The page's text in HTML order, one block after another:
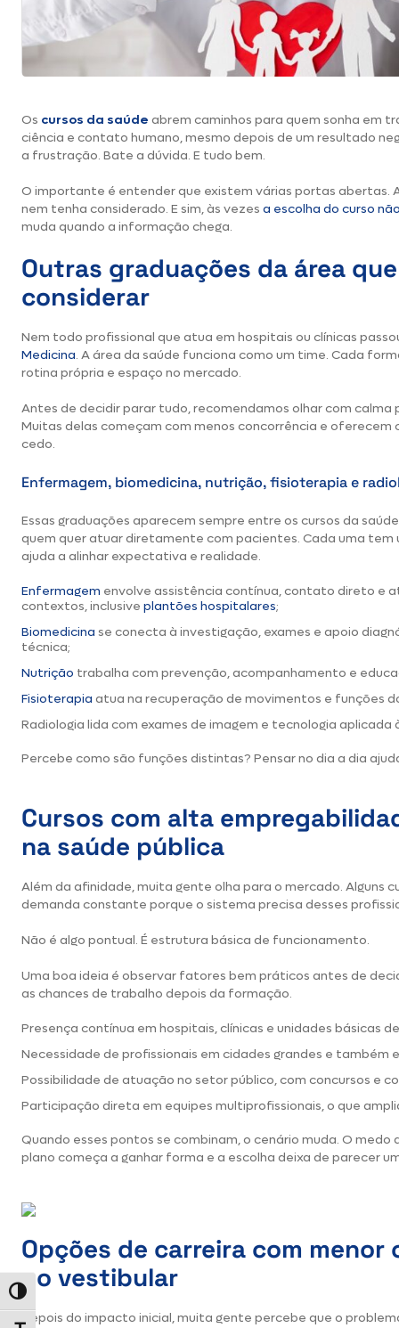
Alternar alto contraste
Os cursos da saúde abrem caminhos para quem sonha em
ciência e contato humano, mesmo depois de um resultado
a frustração. Bate a dúvida. E tudo bem.
O importante é entender que existem várias portas abertas.
nem tenha considerado. E sim, às vezes a escolha do curso
muda quando a informação chega.
Outras graduações da área
considerar
Nem todo profissional que atua em hospitais ou clínicas
Medicina. A área da saúde funciona como um time. Cada
rotina própria e espaço no mercado.
Antes de decidir parar tudo, recomendamos olhar com calma
Muitas delas começam com menos concorrência e
cedo.
Enfermagem, biomedicina, nutrição, fisioterapia e
Essas graduações aparecem sempre entre os cursos da
quem quer atuar diretamente com pacientes. Cada uma
ajuda a alinhar expectativa e realidade.
Enfermagem envolve assistência contínua, contato direto e
contextos, inclusive plantões hospitalares;
Biomedicina se conecta à investigação, exames e apoio
técnica;
Nutrição trabalha com prevenção, acompanhamento e
Fisioterapia atua na recuperação de movimentos e funções
Radiologia lida com exames de imagem e tecnologia aplicada
Percebe como são funções distintas? Pensar no dia a dia
Cursos com alta
na saúde pública
Além da afinidade, muita gente olha para o mercado. Alguns
demanda constante porque o sistema precisa desses
Não é algo pontual. É estrutura básica de funcionamento.
Uma boa ideia é observar fatores bem práticos antes de
as chances de trabalho depois da formação.
Presença contínua em hospitais, clínicas e unidades básicas
Necessidade de profissionais em cidades grandes e também
Possibilidade de atuação no setor público, com concursos e
Participação direta em equipes multiprofissionais, o que
Quando esses pontos se combinam, o cenário muda. O medo
plano começa a ganhar forma e a escolha deixa de parecer
Opções de carreira com menor
no vestibular
Depois do impacto inicial, muita gente percebe que o